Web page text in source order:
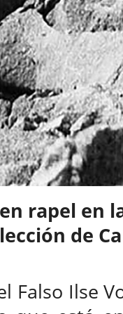
rapel en
de
Falso Ilse